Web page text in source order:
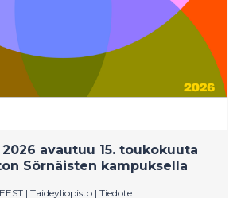
avautuu 15. toukokuuta
Sörnäisten kampuksella
| Taideyliopisto | Tiedote